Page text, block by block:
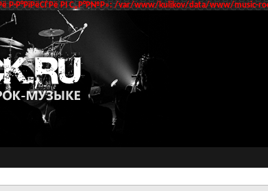
Р·Р°РїРёСЃРё РІ С„Р°Р№Р»: /var/www/kulikov/data/www/